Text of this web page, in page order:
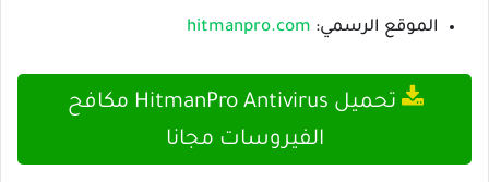
الموقع الرسمي: hitmanpro.com
تحميل HitmanPro Antivirus مكافح
الفيروسات مجانا